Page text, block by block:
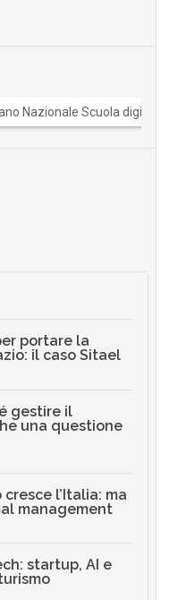
Nazionale Scuola digitale
portare la
il caso Sitael
gestire il
una questione
l’Italia: ma
management
startup, AI e